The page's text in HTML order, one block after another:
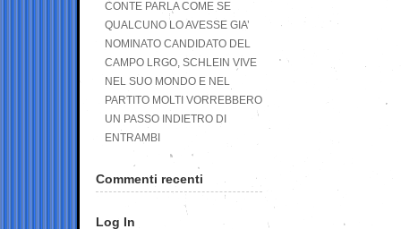
CONTE PARLA COME SE
QUALCUNO LO AVESSE GIA’
NOMINATO CANDIDATO DEL
CAMPO LRGO, SCHLEIN VIVE
NEL SUO MONDO E NEL
PARTITO MOLTI VORREBBERO
UN PASSO INDIETRO DI
ENTRAMBI
Commenti recenti
Log In